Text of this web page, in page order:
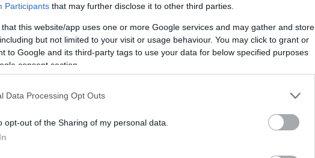
Participants that may further disclose it to other third parties.
that this website/app uses one or more Google services and may gather and store
but not limited to your visit or usage behaviour. You may click to grant or
to Google and its third-party tags to use your data for below specified purposes
consent section.
Data Processing Opt Outs
opt-out of the Sharing of my personal data.
genetisch bedingt und kann nicht verhindert
Form der erblichen Taubheit behandelt, hat bei
und gibt Wissenschaftlern große
Sprachwahrnehmung und erwarben die Fähigkeit,